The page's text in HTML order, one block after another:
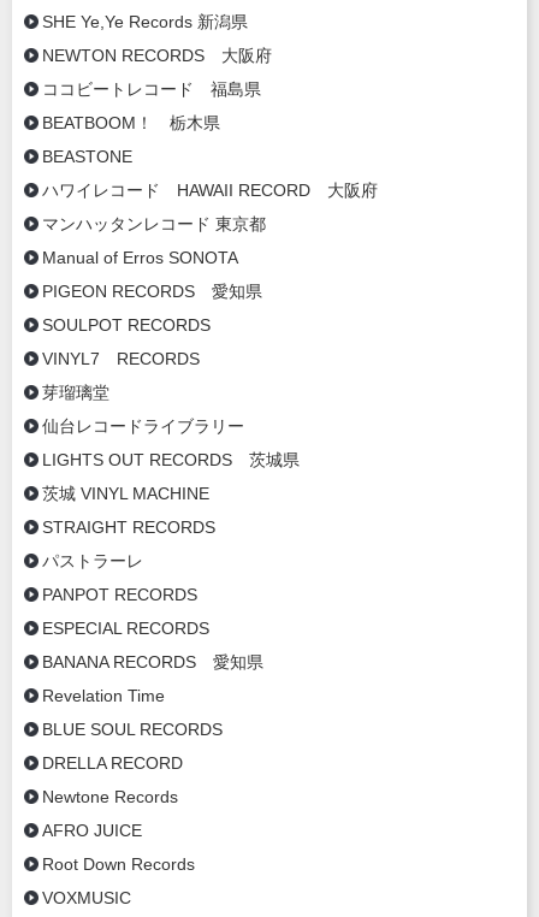
SHE Ye,Ye Records 新潟県
NEWTON RECORDS 大阪府
ココビートレコード 福島県
BEATBOOM！ 栃木県
BEASTONE
ハワイレコード HAWAII RECORD 大阪府
マンハッタンレコード 東京都
Manual of Erros SONOTA
PIGEON RECORDS 愛知県
SOULPOT RECORDS
VINYL7 RECORDS
芽瑠璃堂
仙台レコードライブラリー
LIGHTS OUT RECORDS 茨城県
茨城 VINYL MACHINE
STRAIGHT RECORDS
パストラーレ
PANPOT RECORDS
ESPECIAL RECORDS
BANANA RECORDS 愛知県
Revelation Time
BLUE SOUL RECORDS
DRELLA RECORD
Newtone Records
AFRO JUICE
Root Down Records
VOXMUSIC